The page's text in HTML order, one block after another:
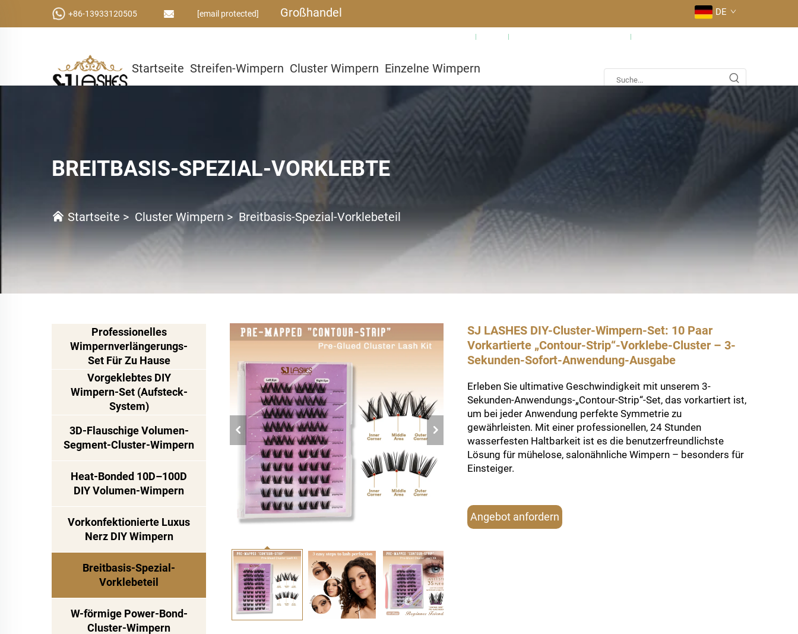
+86-13933120505 [email protected] Großhandel DE
Startseite Streifen-Wimpern Cluster Wimpern Einzelne Wimpern
BREITBASIS-SPEZIAL-VORKLEBTE
Startseite > Cluster Wimpern > Breitbasis-Spezial-Vorklebeteil
Professionelles
Wimpernverlängerungs-
Set Für Zu Hause
Vorgeklebtes DIY
Wimpern-Set (Aufsteck-
System)
3D-Flauschige Volumen-
Segment-Cluster-Wimpern
Heat-Bonded 10D–100D
DIY Volumen-Wimpern
Vorkonfektionierte Luxus
Nerz DIY Wimpern
Breitbasis-Spezial-
Vorklebeteil
W-förmige Power-Bond-
Cluster-Wimpern
SJ LASHES DIY-Cluster-Wimpern-Set: 10 Paar
Vorkartierte „Contour-Strip“-Vorklebe-Cluster – 3-
Sekunden-Sofort-Anwendung-Ausgabe
Erleben Sie ultimative Geschwindigkeit mit unserem 3-
Sekunden-Anwendungs-„Contour-Strip“-Set, das vorkartiert ist,
um bei jeder Anwendung perfekte Symmetrie zu
gewährleisten. Mit einer professionellen, 24 Stunden
wasserfesten Haltbarkeit ist es die benutzerfreundlichste
Lösung für mühelose, salonähnliche Wimpern – besonders für
Einsteiger.
Angebot anfordern